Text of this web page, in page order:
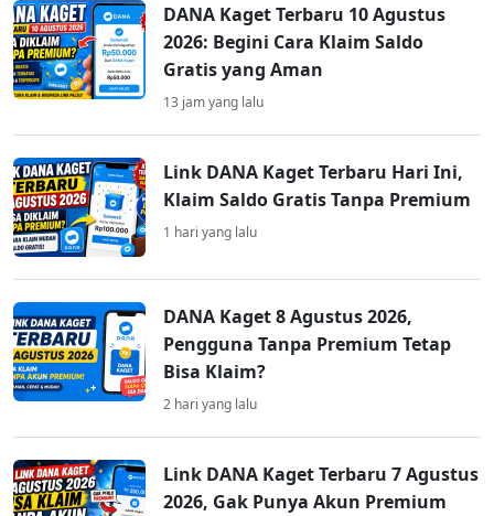
DANA Kaget Terbaru 10 Agustus
2026: Begini Cara Klaim Saldo
Gratis yang Aman
13 jam yang lalu
Link DANA Kaget Terbaru Hari Ini,
Klaim Saldo Gratis Tanpa Premium
1 hari yang lalu
DANA Kaget 8 Agustus 2026,
Pengguna Tanpa Premium Tetap
Bisa Klaim?
2 hari yang lalu
Link DANA Kaget Terbaru 7 Agustus
2026, Gak Punya Akun Premium